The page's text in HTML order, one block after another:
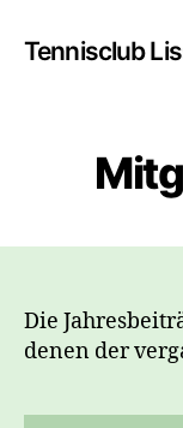
Tennisclub
Die
denen der